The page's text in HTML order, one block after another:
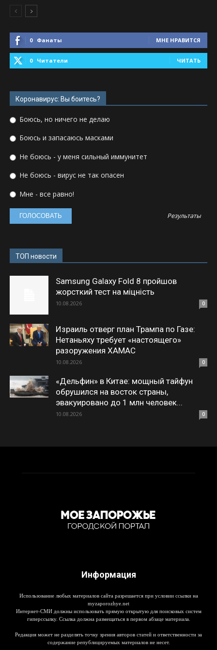
0 Фанаты МНЕ НРАВИТСЯ
0 Читатели ЧИТАТЬ
Коронавирус: Вы боитесь?
Боюсь, но ничего не делаю
Боюсь и запасаюсь масками
Не боюсь - у меня сильный иммунитет
Не боюсь - вирус не так опасен
Мне - все равно!
Результаты
ТОП новости
Samsung Galaxy Fold 8 пройшов
жорсткий тест на міцність
10.08.2026 0
Израиль отверг план Трампа по Газе:
Нетаньяху требует «настоящего»
разоружения ХАМАС
10.08.2026 0
«Дельфин» в Китае: мощный тайфун
обрушился на восток страны,
эвакуировано до 1 млн человек...
10.08.2026 0
Информация
Использование любых материалов сайта разрешается при условии ссылки на
myzaporozhye.net
Интернет-СМИ должны использовать прямую открытую для поисковых систем
гиперссылку. Ссылка должна размещаться в первом абзаце материала.
Редакция может не разделять точку зрения авторов статей и ответственности за
содержание републицируемых материалов не несет.